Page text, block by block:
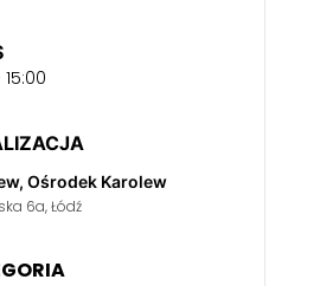
15:00
Ośrodek Karolew
6a, Łódź